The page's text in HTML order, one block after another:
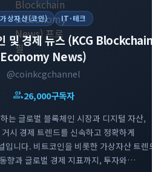
가상자산(코인) IT·테크
및 경제 뉴스 (KCG Blockchain
Economy News)
@coinkcgchannel
group26,000구독자
는 글로벌 블록체인 시장과 디지털 자산,
시 경제 트렌드를 신속하고 정확하게
입니다. 비트코인을 비롯한 가상자산 트렌드
향과 글로벌 경제 지표까지, 투자와